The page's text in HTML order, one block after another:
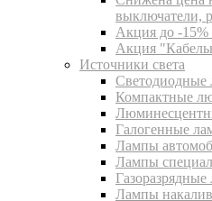
выключатели,
Акция до -15%
Акция
Источники света
Компактные
Галогенные
Лампы
Лампы
Лампы